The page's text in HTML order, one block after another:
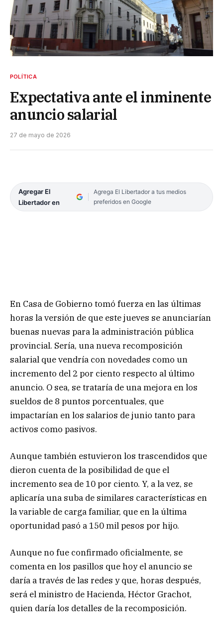
POLÍTICA
Expectativa ante el inminente
anuncio salarial
27 de mayo de 2026
Agregar El
Libertador en
Agrega El Libertador a tus medios
preferidos en Google
En Casa de Gobierno tomó fuerza en las últimas
horas la versión de que este jueves se anunciarían
buenas nuevas para la administración pública
provincial. Sería, una nueva recomposición
salarial que vendría con novedades como un
incremento del 2 por ciento respecto al último
anuncio. O sea, se trataría de una mejora en los
sueldos de 8 puntos porcentuales, que
impactarían en los salarios de junio tanto para
activos como pasivos.
Aunque también estuvieron los trascendidos que
dieron cuenta de la posibilidad de que el
incremento sea de 10 por ciento. Y, a la vez, se
aplicaría una suba de similares características en
la variable de carga familiar, que en la última
oportunidad pasó a 150 mil pesos por hijo.
Aunque no fue confirmado oficialmente, se
comenta en los pasillos que hoy el anuncio se
daría a través de las redes y que, horas después,
será el ministro de Hacienda, Héctor Grachot,
quien daría los detalles de la recomposición.